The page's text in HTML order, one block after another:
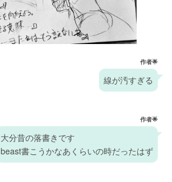
作者🌟
線が汚すぎる
作者🌟
大分昔の落書きです
beast書こうかなあくらいの時だったはず